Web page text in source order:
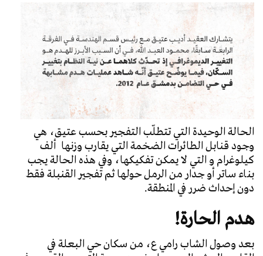
الحالة الوحيدة التي تتطلّب التفجير بحسب عتيق، هي
وجود قنابل الطائرات الضخمة التي يقارب وزنها ألف
كيلوغرام و التي لا يمكن تفكيكها، وفي هذه الحالة يجب
بناء ساتر أو جدار من الرمل حولها ثم تفجير القنبلة فقط
دون إحداث ضرر في المنطقة.
هدم الحارة!
بعد وصول الشاب رامي ع، من سكان حي البعلة في